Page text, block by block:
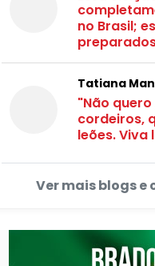
no Brasil;
Tatiana
"Não
cordeiros,
leões. Viva
Ver mais blogs e